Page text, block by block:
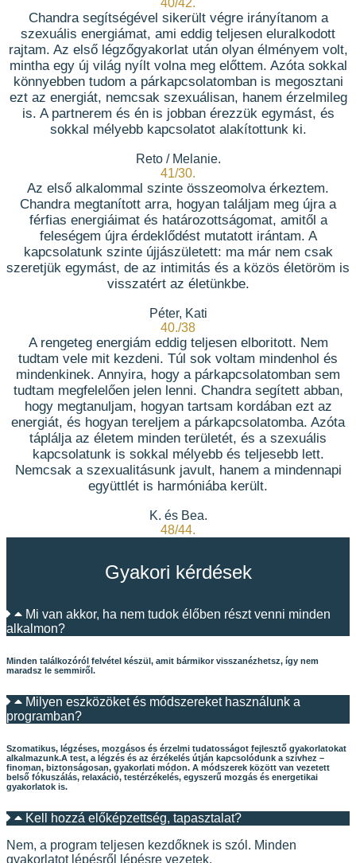
40/42.
Chandra segítségével sikerült végre irányítanom a
szexuális energiámat, ami eddig teljesen eluralkodott
rajtam. Az első légzőgyakorlat után olyan élményem volt,
mintha egy új világ nyílt volna meg előttem. Azóta sokkal
könnyebben tudom a párkapcsolatomban is megosztani
ezt az energiát, nemcsak szexuálisan, hanem érzelmileg
is. A partnerem és én is jobban érezzük egymást, és
sokkal mélyebb kapcsolatot alakítottunk ki.
Reto / Melanie.
41/30.
Az első alkalommal szinte összeomolva érkeztem.
Chandra megtanított arra, hogyan találjam meg újra a
férfias energiáimat és határozottságomat, amitől a
feleségem újra érdeklődést mutatott irántam. A
kapcsolatunk szinte újjászületett: ma már nem csak
szeretjük egymást, de az intimitás és a közös életöröm is
visszatért az életünkbe.
Péter, Kati
40./38
A rengeteg energiám eddig teljesen elboritott. Nem
tudtam vele mit kezdeni. Túl sok voltam mindenhol és
mindenkinek. Annyira, hogy a párkapcsolatomban sem
tudtam megfelelően jelen lenni. Chandra segített abban,
hogy megtanuljam, hogyan tartsam kordában ezt az
energiát, és hogyan tereljem a párkapcsolatomba. Azóta
táplálja az életem minden területét, és a szexuális
kapcsolatunk is sokkal mélyebb és teljesebb lett.
Nemcsak a szexualitásunk javult, hanem a mindennapi
együttlét is harmóniába került.
K. és Bea.
48/44.
Gyakori kérdések
Mi van akkor, ha nem tudok élőben részt venni minden
alkalmon?
Minden találkozóról felvétel készül, amit bármikor visszanézhetsz, így nem
maradsz le semmiről.
Milyen eszközöket és módszereket használunk a
programban?
Szomatikus, légzéses, mozgásos és érzelmi tudatosságot fejlesztő gyakorlatokat
alkalmazunk.A test, a légzés és az érzékelés útján kapcsolódunk a szívhez –
finoman, biztonságosan, gyakorlati módon. A módszerek között van vezetett
belső fókuszálás, relaxáció, testérzékelés, egyszerű mozgás és energetikai
gyakorlatok is.
Kell hozzá előképzettség, tapasztalat?
Nem, a program teljesen kezdőknek is szól. Minden
gyakorlatot lépésről lépésre vezetek.